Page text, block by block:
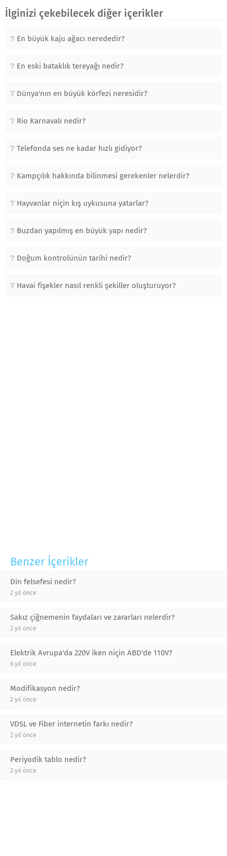
İlginizi çekebilecek diğer içerikler
En büyük kaju ağacı nerededir?
En eski bataklık tereyağı nedir?
Dünya'nın en büyük körfezi neresidir?
Rio Karnavalı nedir?
Telefonda ses ne kadar hızlı gidiyor?
Kampçılık hakkında bilinmesi gerekenler nelerdir?
Hayvanlar niçin kış uykusuna yatarlar?
Buzdan yapılmış en büyük yapı nedir?
Doğum kontrolünün tarihi nedir?
Havai fişekler nasıl renkli şekiller oluşturuyor?
Benzer İçerikler
Din felsefesi nedir?
2 yıl önce
Sakız çiğnemenin faydaları ve zararları nelerdir?
2 yıl önce
Elektrik Avrupa'da 220V iken niçin ABD'de 110V?
6 yıl önce
Modifikasyon nedir?
2 yıl önce
VDSL ve Fiber internetin farkı nedir?
2 yıl önce
Periyodik tablo nedir?
2 yıl önce